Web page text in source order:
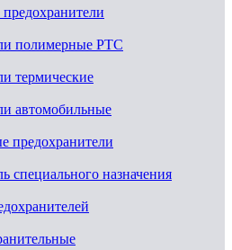
полимерные PTC
термические
автомобильные
специального назначения